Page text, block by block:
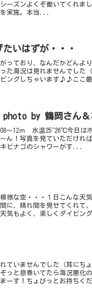
ーズンよくぞ働いてくれま
を実施。本当...
いはずが・・・
っており、なんだかどんよ
た海況は見れませんでした
ビングしちゃいます♪♪ここ
by 鶴岡さん＆
12ｍ 水温25~26℃今日は
ん！写真を見ていただけれ
ビナゴのシャワーがす...
様な空・・・１日こんな
に、晴れ間を見せてくれて
気もよく、楽しくダイビン
ていませんでした（耳にち
っと息巻いてたら海況悪化
ーす！ちょびっとお持ちく